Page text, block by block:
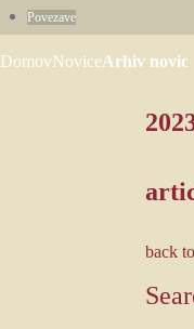
Povezave
DomovNoviceArhiv novic
back